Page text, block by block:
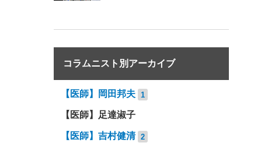
コラムニスト別アーカイブ
【医師】岡田邦夫 1
【医師】足達淑子
【医師】吉村健清 2